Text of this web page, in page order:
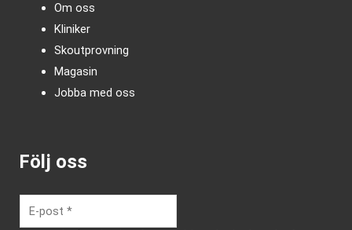
Om oss
Kliniker
Skoutprovning
Magasin
Jobba med oss
Följ oss